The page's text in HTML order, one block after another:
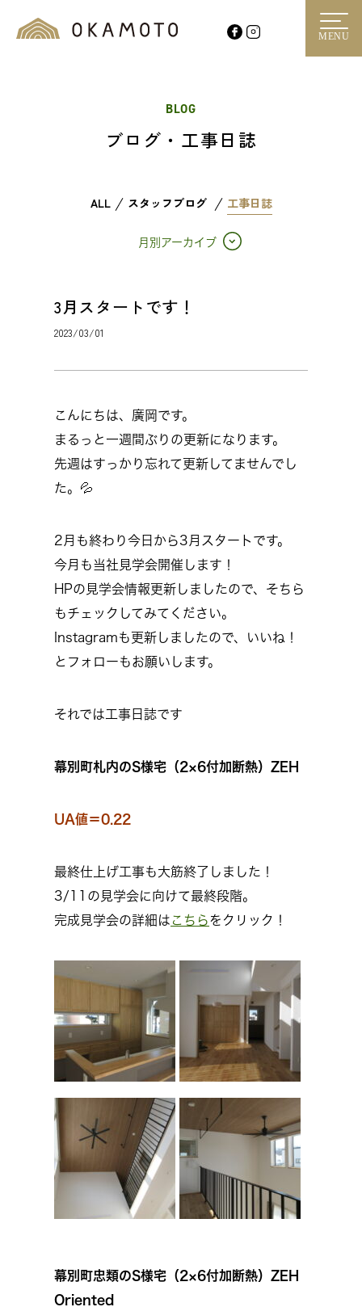
MENU
BLOG
ブログ・工事日誌
ALL スタッフブログ 工事日誌
月別アーカイブ
3月スタートです！
2023/03/01
こんにちは、廣岡です。
まるっと一週間ぶりの更新になります。
先週はすっかり忘れて更新してませんでし
た。💦
2月も終わり今日から3月スタートです。
今月も当社見学会開催します！
HPの見学会情報更新しましたので、そちら
もチェックしてみてください。
Instagramも更新しましたので、いいね！
とフォローもお願いします。
それでは工事日誌です
幕別町札内のS様宅（2×6付加断熱）ZEH
UA値＝0.22
最終仕上げ工事も大筋終了しました！
3/11の見学会に向けて最終段階。
完成見学会の詳細は こちらをクリック！
幕別町忠類のS様宅（2×6付加断熱）ZEH
Oriented